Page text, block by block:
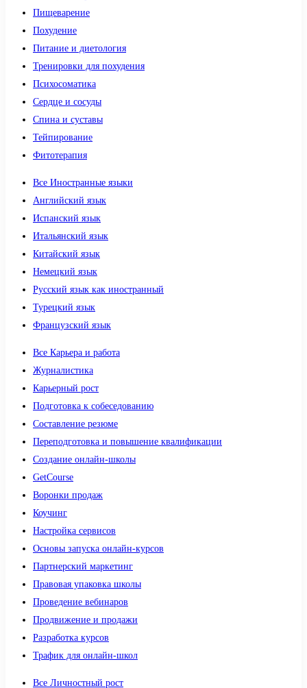
Пищеварение
Похудение
Питание и диетология
Тренировки для похудения
Психосоматика
Сердце и сосуды
Спина и суставы
Тейпирование
Фитотерапия
Все Иностранные языки
Английский язык
Испанский язык
Итальянский язык
Китайский язык
Немецкий язык
Русский язык как иностранный
Турецкий язык
Французский язык
Все Карьера и работа
Журналистика
Карьерный рост
Подготовка к собеседованию
Составление резюме
Переподготовка и повышение квалификации
Создание онлайн-школы
GetCourse
Воронки продаж
Коучинг
Настройка сервисов
Основы запуска онлайн-курсов
Партнерский маркетинг
Правовая упаковка школы
Проведение вебинаров
Продвижение и продажи
Разработка курсов
Трафик для онлайн-школ
Все Личностный рост